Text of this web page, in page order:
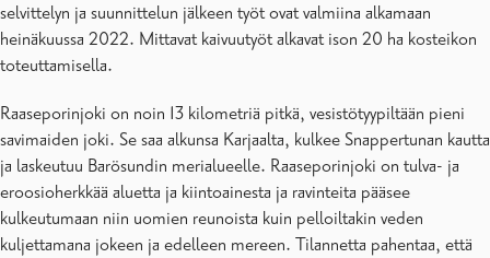
selvittelyn ja suunnittelun jälkeen työt ovat valmiina alkamaan
heinäkuussa 2022. Mittavat kaivuutyöt alkavat ison 20 ha kosteikon
toteuttamisella.
Raaseporinjoki on noin 13 kilometriä pitkä, vesistötyypiltään pieni
savimaiden joki. Se saa alkunsa Karjaalta, kulkee Snappertunan kautta
ja laskeutuu Barösundin merialueelle. Raaseporinjoki on tulva- ja
eroosioherkkää aluetta ja kiintoainesta ja ravinteita pääsee
kulkeutumaan niin uomien reunoista kuin pelloiltakin veden
kuljettamana jokeen ja edelleen mereen. Tilannetta pahentaa, että